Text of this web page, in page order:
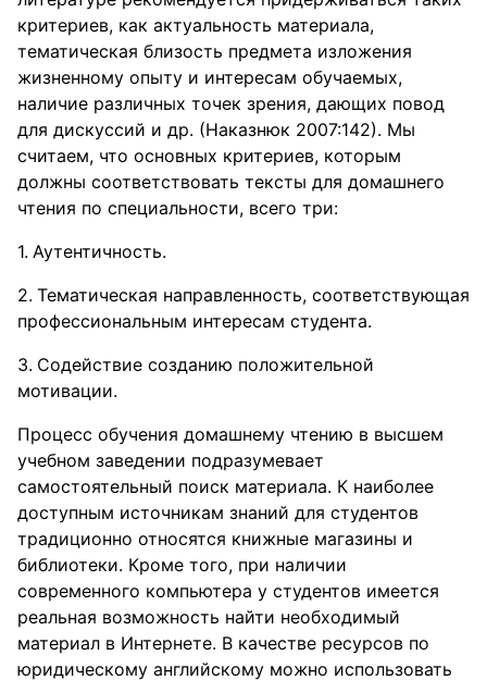
критериев, как актуальность материала,
тематическая близость предмета изложения
жизненному опыту и интересам обучаемых,
наличие различных точек зрения, дающих повод
для дискуссий и др. (Наказнюк 2007:142). Мы
считаем, что основных критериев, которым
должны соответствовать тексты для домашнего
чтения по специальности, всего три:
Аутентичность.
Тематическая направленность, соответствующая
профессиональным интересам студента.
Содействие созданию положительной
мотивации.
Процесс обучения домашнему чтению в высшем
учебном заведении подразумевает
самостоятельный поиск материала. К наиболее
доступным источникам знаний для студентов
традиционно относятся книжные магазины и
библиотеки. Кроме того, при наличии
современного компьютера у студентов имеется
реальная возможность найти необходимый
материал в Интернете. В качестве ресурсов по
юридическому английскому можно использовать